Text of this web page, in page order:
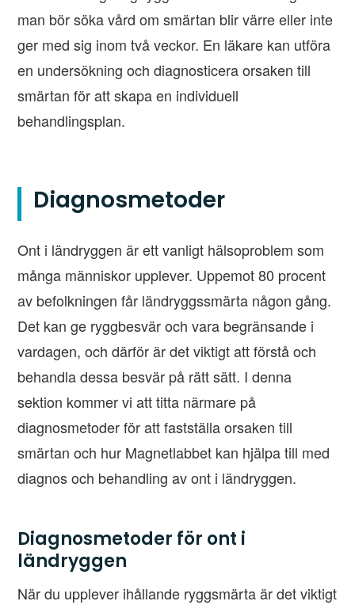
man bör söka vård om smärtan blir värre eller inte
ger med sig inom två veckor. En läkare kan utföra
en undersökning och diagnosticera orsaken till
smärtan för att skapa en individuell
behandlingsplan.
Diagnosmetoder
Ont i ländryggen är ett vanligt hälsoproblem som
många människor upplever. Uppemot 80 procent
av befolkningen får ländryggssmärta någon gång.
Det kan ge ryggbesvär och vara begränsande i
vardagen, och därför är det viktigt att förstå och
behandla dessa besvär på rätt sätt. I denna
sektion kommer vi att titta närmare på
diagnosmetoder för att fastställa orsaken till
smärtan och hur Magnetlabbet kan hjälpa till med
diagnos och behandling av ont i ländryggen.
Diagnosmetoder för ont i
ländryggen
När du upplever ihållande ryggsmärta är det viktigt